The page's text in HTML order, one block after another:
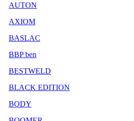
AUTON
AXIOM
BASLAC
BBP ben
BESTWELD
BLACK EDITION
BODY